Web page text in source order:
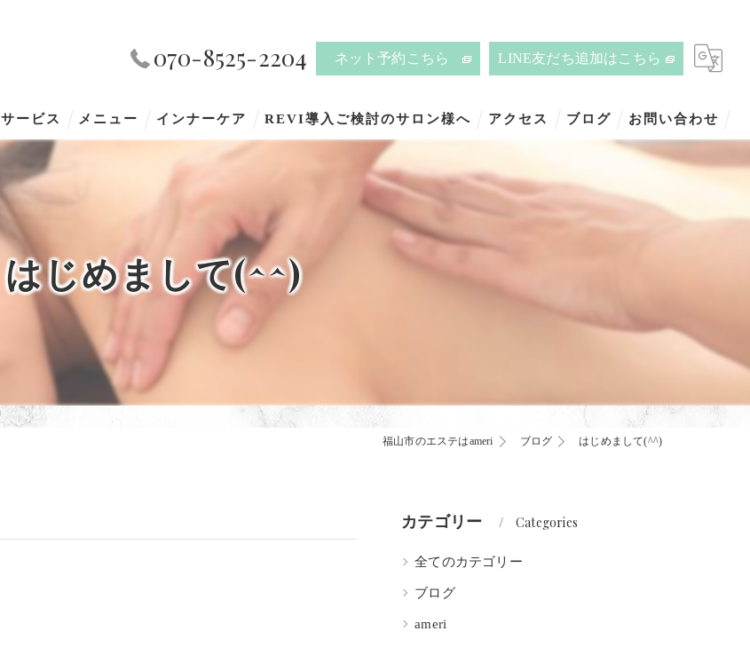
070-8525-2204 ネット予約こちら LINE友だち追加はこちら
サービス メニュー インナーケア REVI導入ご検討のサロン様へ アクセス ブログ お問い合わせ
はじめまして(^^)
福山市のエステはameri ブログ はじめまして(^^)
カテゴリー Categories
全てのカテゴリー
ブログ
ameri